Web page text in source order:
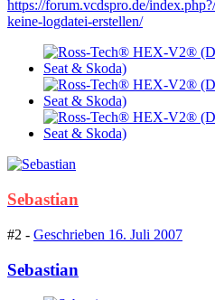
https://forum.vcdspro.de/
keine-logdatei-erstellen/
Sebastian
#2 - Geschrieben 16. Juli 2007
Sebastian